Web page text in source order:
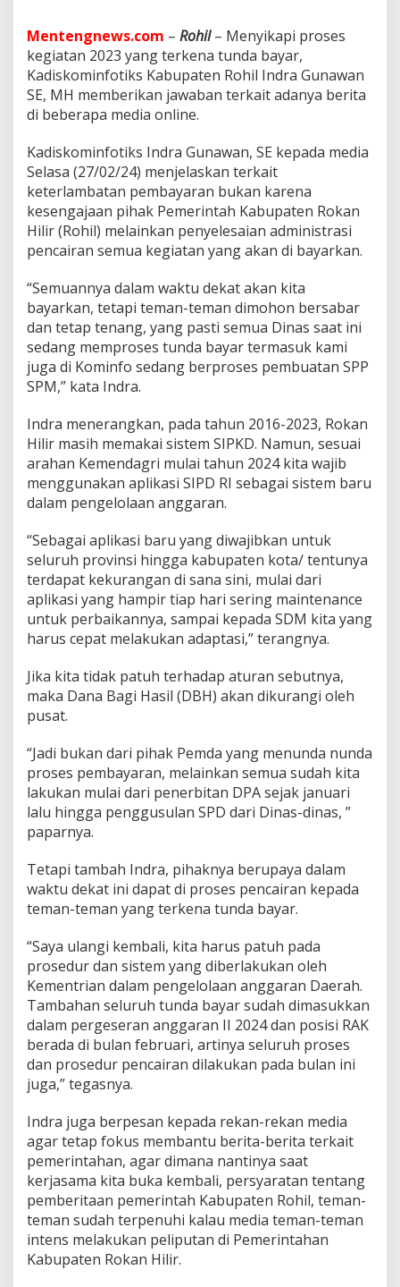
t
i
k
s
K
m
i
i
h
a
k
P
m
k
a
b
R
o
l
S
e
d
a
n
M
e
m
p
r
o
s
n
y
Mentengnews.com – Rohil– Menyikapi proses
kegiatan 2023 yang terkena tunda bayar,
Kadiskominfotiks Kabupaten Rohil Indra Gunawan
SE, MH memberikan jawaban terkait adanya berita
di beberapa media online.
Kadiskominfotiks Indra Gunawan, SE kepada media
Selasa (27/02/24) menjelaskan terkait
keterlambatan pembayaran bukan karena
kesengajaan pihak Pemerintah Kabupaten Rokan
Hilir (Rohil) melainkan penyelesaian administrasi
pencairan semua kegiatan yang akan di bayarkan.
“Semuannya dalam waktu dekat akan kita
bayarkan, tetapi teman-teman dimohon bersabar
dan tetap tenang, yang pasti semua Dinas saat ini
sedang memproses tunda bayar termasuk kami
juga di Kominfo sedang berproses pembuatan SPP
SPM,” kata Indra.
Indra menerangkan, pada tahun 2016-2023, Rokan
Hilir masih memakai sistem SIPKD. Namun, sesuai
arahan Kemendagri mulai tahun 2024 kita wajib
menggunakan aplikasi SIPD RI sebagai sistem baru
dalam pengelolaan anggaran.
“Sebagai aplikasi baru yang diwajibkan untuk
seluruh provinsi hingga kabupaten kota/ tentunya
terdapat kekurangan di sana sini, mulai dari
aplikasi yang hampir tiap hari sering maintenance
untuk perbaikannya, sampai kepada SDM kita yang
harus cepat melakukan adaptasi,” terangnya.
Jika kita tidak patuh terhadap aturan sebutnya,
maka Dana Bagi Hasil (DBH) akan dikurangi oleh
pusat.
“Jadi bukan dari pihak Pemda yang menunda nunda
proses pembayaran, melainkan semua sudah kita
lakukan mulai dari penerbitan DPA sejak januari
lalu hingga penggusulan SPD dari Dinas-dinas, ”
paparnya.
Tetapi tambah Indra, pihaknya berupaya dalam
waktu dekat ini dapat di proses pencairan kepada
teman-teman yang terkena tunda bayar.
“Saya ulangi kembali, kita harus patuh pada
prosedur dan sistem yang diberlakukan oleh
Kementrian dalam pengelolaan anggaran Daerah.
Tambahan seluruh tunda bayar sudah dimasukkan
dalam pergeseran anggaran II 2024 dan posisi RAK
berada di bulan februari, artinya seluruh proses
dan prosedur pencairan dilakukan pada bulan ini
juga,” tegasnya.
Indra juga berpesan kepada rekan-rekan media
agar tetap fokus membantu berita-berita terkait
pemerintahan, agar dimana nantinya saat
kerjasama kita buka kembali, persyaratan tentang
pemberitaan pemerintah Kabupaten Rohil, teman-
teman sudah terpenuhi kalau media teman-teman
intens melakukan peliputan di Pemerintahan
Kabupaten Rokan Hilir.